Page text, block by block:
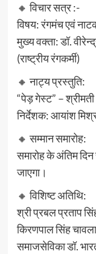
🔸 विचार सत्र :-
विषय: रंगमंच एवं
मुख्य वक्ता: डॉ.
(राष्ट्रीय रंगकर्मी)
🔸 नाट्य प्रस्तुति:
“पेड़ गेस्ट” –
निर्देशक: आयांश
🔸 सम्मान समारोह:
समारोह के अंतिम दिन
जाएगा।
🔸 विशिष्ट अतिथि:
श्री प्रबल प्रताप
किरणपाल सिंह
समाजसेविका डॉ.